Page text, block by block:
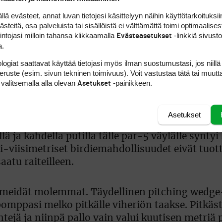
ja kilpailun kannalta kaamea
tuumin kävellessämme ykköstiitä kohti.
hieman jutella niitä näitä ja ehdin hieman
banaani ei oikein maistunut, mutta sai
draivi melkein griinibunkkeriin asti antoi
par-nelosella. Ja kahden hyvän lyönnin
birdie.
ja kahdella putilla tälle par-5 väylälle syntyi
viisimetriset birdiemahdollisuudet eivät
raiteilleen.
molemmat. Täydellinen pitching
melko pitkälle viheriön taakse.
ja niinpä pallo vain valui kuutisen metriä
evästeet, annat luvan tietojesi käsittelyyn näihin
osa palveluista tai sisällöistä ei välttämättä toimi
milloin tahansa klikkaamalla Evästeasetukset -linkkiä
saattavat käyttää tietojasi myös ilman suostumustasi, jos
(esim. sivun tekninen toimivuus). Voit vastustaa tätä tai
alla olevan Asetukset -painikkeen.
Asetukset